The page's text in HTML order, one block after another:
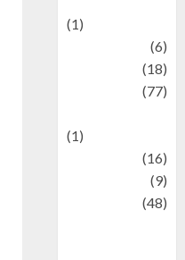
(1)
(6)
(18)
(77)
(1)
(16)
(9)
(48)